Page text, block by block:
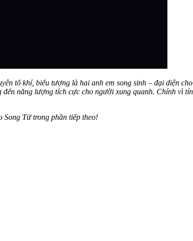
tố khí, biểu tượng là hai anh em song sinh – đại diện
năng lượng tích cực cho người xung quanh. Chính vì
Song Tử trong phần tiếp theo!